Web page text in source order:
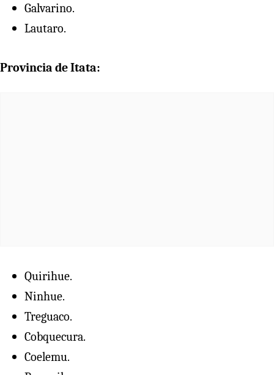
Galvarino.
Lautaro.
Provincia de Itata:
Quirihue.
Ninhue.
Treguaco.
Cobquecura.
Coelemu.